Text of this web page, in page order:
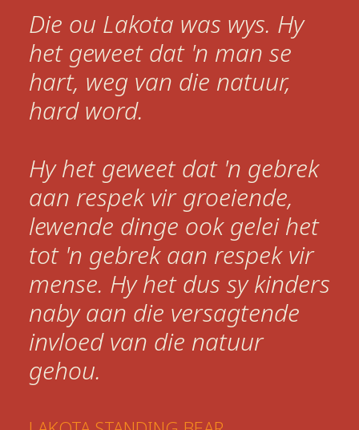
Die ou Lakota was wys. Hy
het geweet dat 'n man se
hart, weg van die natuur,
hard word.
Hy het geweet dat 'n gebrek
aan respek vir groeiende,
lewende dinge ook gelei het
tot 'n gebrek aan respek vir
mense. Hy het dus sy kinders
naby aan die versagtende
invloed van die natuur
gehou.